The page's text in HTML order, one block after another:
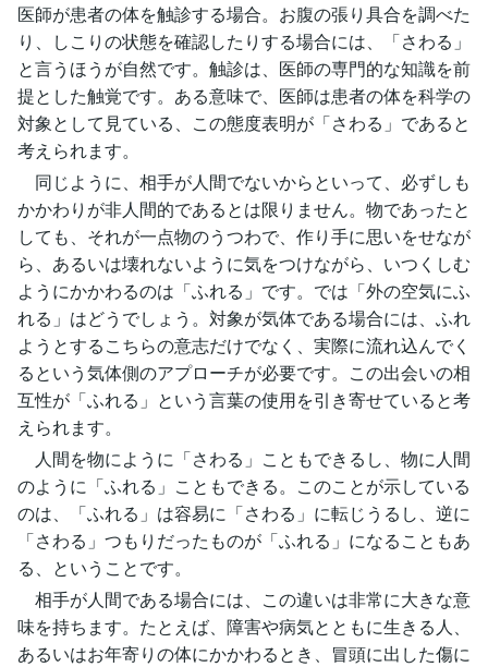
医師が患者の体を触診する場合。お腹の張り具合を調べた
り、しこりの状態を確認したりする場合には、「さわる」
と言うほうが自然です。触診は、医師の専門的な知識を前
提とした触覚です。ある意味で、医師は患者の体を科学の
対象として見ている、この態度表明が「さわる」であると
考えられます。
同じように、相手が人間でないからといって、必ずしも
かかわりが非人間的であるとは限りません。物であったと
しても、それが一点物のうつわで、作り手に思いをせなが
ら、あるいは壊れないように気をつけながら、いつくしむ
ようにかかわるのは「ふれる」です。では「外の空気にふ
れる」はどうでしょう。対象が気体である場合には、ふれ
ようとするこちらの意志だけでなく、実際に流れ込んでく
るという気体側のアプローチが必要です。この出会いの相
互性が「ふれる」という言葉の使用を引き寄せていると考
えられます。
人間を物にように「さわる」こともできるし、物に人間
のように「ふれる」こともできる。このことが示している
のは、「ふれる」は容易に「さわる」に転じうるし、逆に
「さわる」つもりだったものが「ふれる」になることもあ
る、ということです。
相手が人間である場合には、この違いは非常に大きな意
味を持ちます。たとえば、障害や病気とともに生きる人、
あるいはお年寄りの体にかかわるとき、冒頭に出した傷に